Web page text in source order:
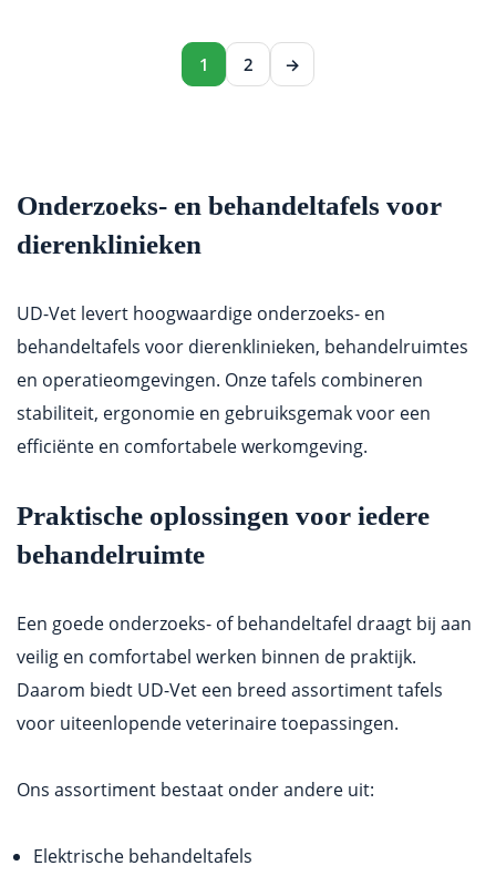
1 2 →
Onderzoeks- en behandeltafels voor
dierenklinieken
UD-Vet levert hoogwaardige onderzoeks- en
behandeltafels voor dierenklinieken, behandelruimtes
en operatieomgevingen. Onze tafels combineren
stabiliteit, ergonomie en gebruiksgemak voor een
efficiënte en comfortabele werkomgeving.
Praktische oplossingen voor iedere
behandelruimte
Een goede onderzoeks- of behandeltafel draagt bij aan
veilig en comfortabel werken binnen de praktijk.
Daarom biedt UD-Vet een breed assortiment tafels
voor uiteenlopende veterinaire toepassingen.
Ons assortiment bestaat onder andere uit:
Elektrische behandeltafels